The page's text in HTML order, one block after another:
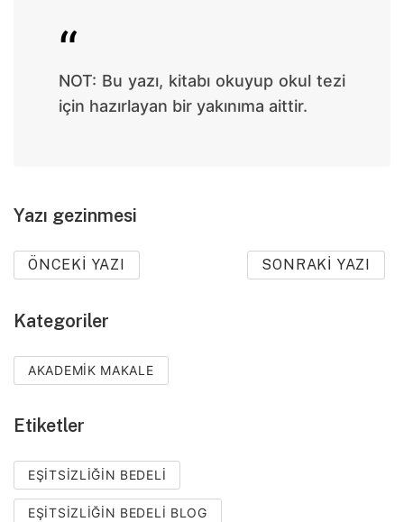
NOT: Bu yazı, kitabı okuyup okul tezi
için hazırlayan bir yakınıma aittir.
Yazı gezinmesi
ÖNCEKI YAZI SONRAKI YAZI
Kategoriler
AKADEMIK MAKALE
Etiketler
EŞITSIZLIĞIN BEDELI
EŞITSIZLIĞIN BEDELI BLOG